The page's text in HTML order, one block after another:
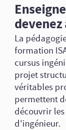
La
formation
cursus
projet
véritables
permettent
découvrir
d’ingénieur.